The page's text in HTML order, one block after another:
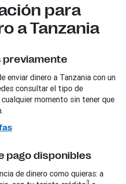
para
a Tanzania
previamente
enviar dinero a Tanzania con un
consultar el tipo de
cualquier momento sin tener que
pago disponibles
de dinero como quieras: a
3